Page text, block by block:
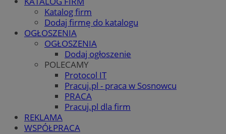
Katalog firm
Dodaj firmę do katalogu
OGŁOSZENIA
OGŁOSZENIA
Dodaj ogłoszenie
POLECAMY
Protocol IT
Pracuj.pl - praca w Sosnowcu
PRACA
Pracuj.pl dla firm
REKLAMA
WSPÓŁPRACA